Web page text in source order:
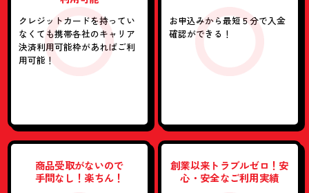
クレジットカードを持って い
なくても携帯各社のキャリア
決済利用可能枠があればご利
用可能！
お申込みから最短５分で入金
確認ができる！
商品受取がないので
手間なし！楽ちん！
創業以来 トラブルゼロ！ 安
心・安全なご利用実績